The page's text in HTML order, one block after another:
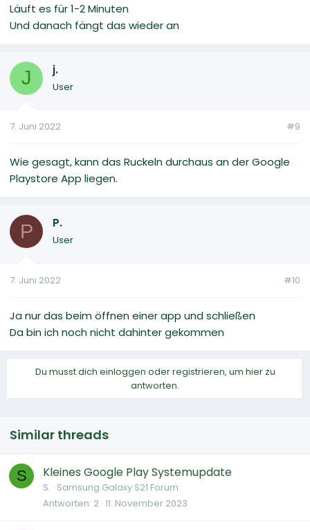
Läuft es für 1-2 Minuten
Und danach fängt das wieder an
J j.
User
7. Juni 2022 #9
Wie gesagt, kann das Ruckeln durchaus an der Google
Playstore App liegen.
P P.
User
7. Juni 2022 #10
Ja nur das beim öffnen einer app und schließen
Da bin ich noch nicht dahinter gekommen
Du musst dich einloggen oder registrieren, um hier zu
antworten.
Similar threads
S Kleines Google Play Systemupdate
S. Samsung Galaxy S21 Forum
Antworten 2 11. November 2023